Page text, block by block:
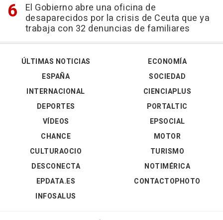
El Gobierno abre una oficina de
desaparecidos por la crisis de Ceuta que ya
trabaja con 32 denuncias de familiares
ÚLTIMAS NOTICIAS
ESPAÑA
INTERNACIONAL
DEPORTES
VÍDEOS
ECONOMÍA
SOCIEDAD
CIENCIAPLUS
PORTALTIC
EPSOCIAL
CHANCE
CULTURAOCIO
DESCONECTA
EPDATA.ES
INFOSALUS
MOTOR
TURISMO
NOTIMÉRICA
CONTACTOPHOTO